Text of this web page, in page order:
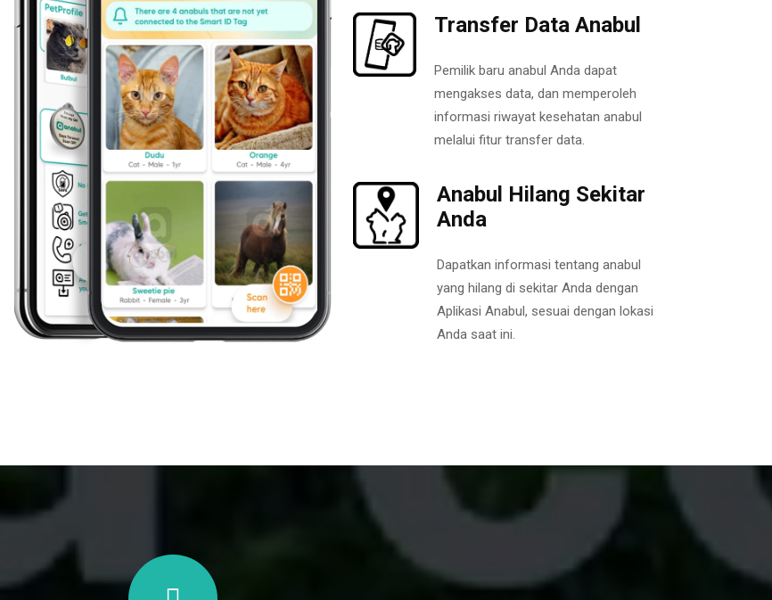
Transfer Data Anabul
Pemilik baru anabul Anda dapat
mengakses data, dan memperoleh
informasi riwayat kesehatan anabul
melalui fitur transfer data.
Anabul Hilang Sekitar
Anda
Dapatkan informasi tentang anabul
yang hilang di sekitar Anda dengan
Aplikasi Anabul, sesuai dengan lokasi
Anda saat ini.